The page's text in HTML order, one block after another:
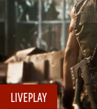
LIVEPLAY